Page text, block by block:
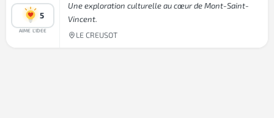
5
AIME L'IDEE
Une exploration culturelle au cœur de Mont-Saint-
Vincent.
LE CREUSOT